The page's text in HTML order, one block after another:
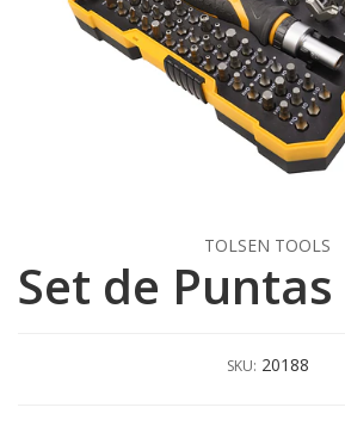
TOLSEN TOOLS
Set de Puntas
SKU: 20188